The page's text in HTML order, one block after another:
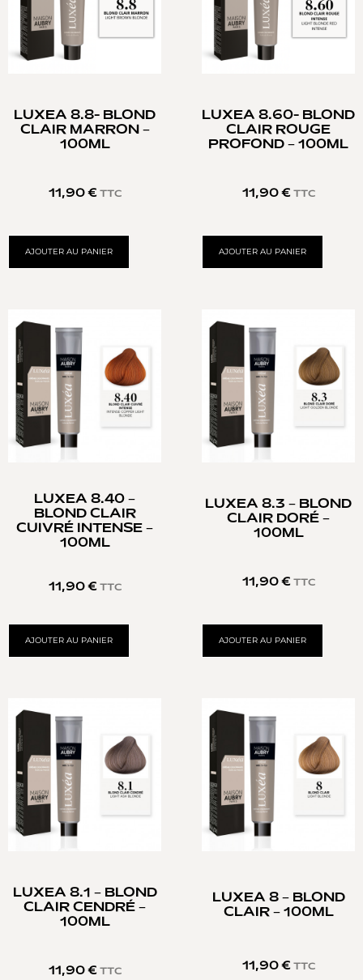
LUXEA 8.8- BLOND
CLAIR MARRON –
100ML
11,90 € TTC
AJOUTER AU PANIER
LUXEA 8.60- BLOND
CLAIR ROUGE
PROFOND – 100ML
11,90 € TTC
AJOUTER AU PANIER
LUXEA 8.40 –
BLOND CLAIR
CUIVRÉ INTENSE –
100ML
11,90 € TTC
AJOUTER AU PANIER
LUXEA 8.3 – BLOND
CLAIR DORÉ –
100ML
11,90 € TTC
AJOUTER AU PANIER
LUXEA 8.1 – BLOND
CLAIR CENDRÉ –
100ML
11,90 € TTC
LUXEA 8 – BLOND
CLAIR – 100ML
11,90 € TTC